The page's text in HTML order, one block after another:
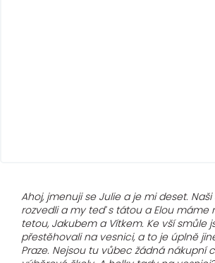
Ahoj, jmenuji se Julie a je mi deset.
rozvedli a my teď s tátou a Elou máme
tetou, Jakubem a Vítkem. Ke vší smůle
přestěhovali na vesnici, a to je úplně
Praze. Nejsou tu vůbec žádná nákupní